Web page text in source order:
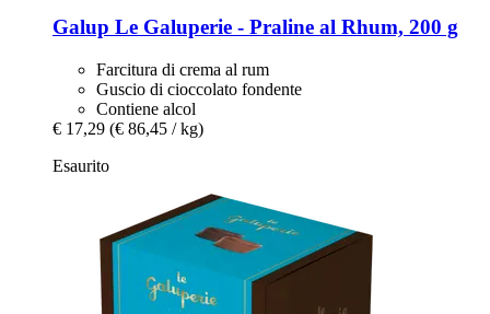
Galup Le Galuperie -​ Praline al Rhum, 200 g
Farcitura di crema al rum
Guscio di cioccolato fondente
Contiene alcol
€ 17,29 (€ 86,45 / kg)
Esaurito